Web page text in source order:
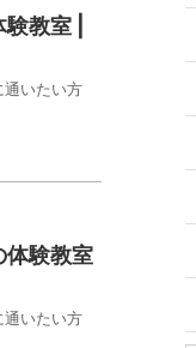
教室 |
通いたい方
体験教室
通いたい方